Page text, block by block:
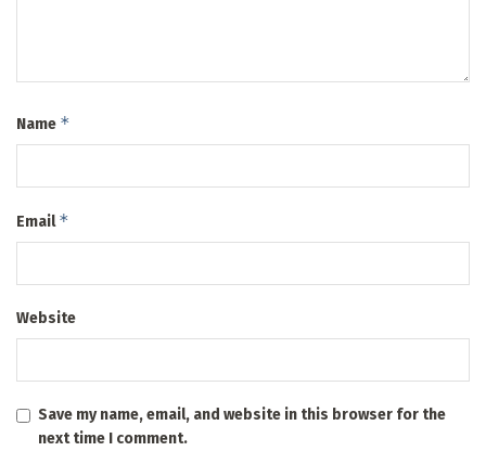
Name *
Email*
Website
Save my name, email, and website in this browser for the
next time I comment.